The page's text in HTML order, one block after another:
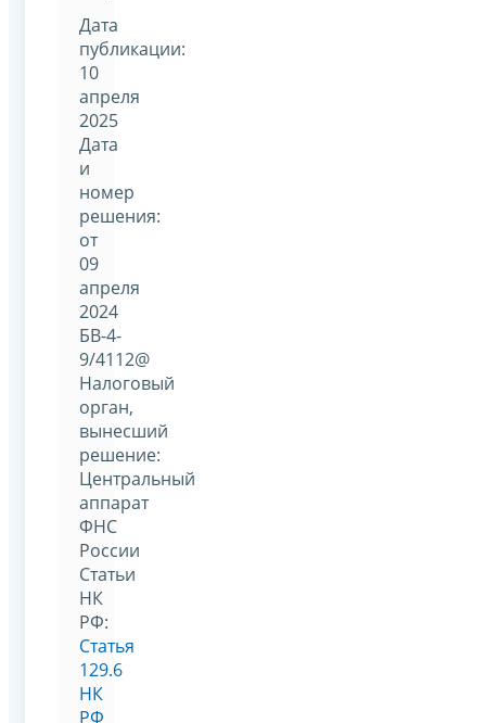
Дата
публикации:
10
апреля
2025
Дата
и
номер
решения:
от
09
апреля
2024
БВ-4-
9/4112@
Налоговый
орган,
вынесший
решение:
Центральный
аппарат
ФНС
России
Статьи
НК
РФ:
Статья
129.6
НК
РФ